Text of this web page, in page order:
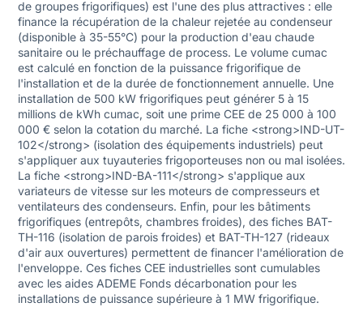
de groupes frigorifiques) est l'une des plus attractives : elle
finance la récupération de la chaleur rejetée au condenseur
(disponible à 35-55°C) pour la production d'eau chaude
sanitaire ou le préchauffage de process. Le volume cumac
est calculé en fonction de la puissance frigorifique de
l'installation et de la durée de fonctionnement annuelle. Une
installation de 500 kW frigorifiques peut générer 5 à 15
millions de kWh cumac, soit une prime CEE de 25 000 à 100
000 € selon la cotation du marché. La fiche <strong>IND-UT-
102</strong> (isolation des équipements industriels) peut
s'appliquer aux tuyauteries frigoporteuses non ou mal isolées.
La fiche <strong>IND-BA-111</strong> s'applique aux
variateurs de vitesse sur les moteurs de compresseurs et
ventilateurs des condenseurs. Enfin, pour les bâtiments
frigorifiques (entrepôts, chambres froides), des fiches BAT-
TH-116 (isolation de parois froides) et BAT-TH-127 (rideaux
d'air aux ouvertures) permettent de financer l'amélioration de
l'enveloppe. Ces fiches CEE industrielles sont cumulables
avec les aides ADEME Fonds décarbonation pour les
installations de puissance supérieure à 1 MW frigorifique.